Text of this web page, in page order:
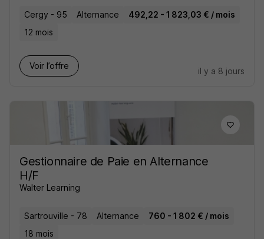
Cergy - 95 Alternance
492,22 - 1 823,03 € / mois
12 mois
Voir l’offre
il y a 8 jours
Gestionnaire de Paie en Alternance
H/F
Walter Learning
Sartrouville - 78 Alternance
760 - 1 802 € / mois
18 mois